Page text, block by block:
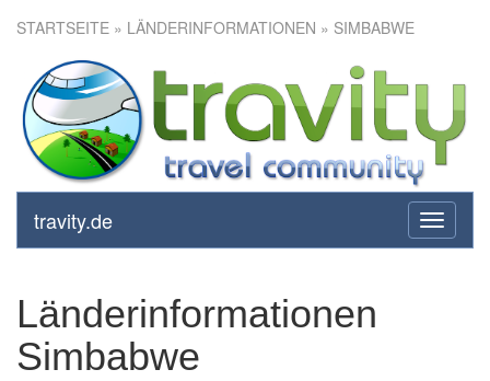
STARTSEITE » LÄNDERINFORMATIONEN » SIMBABWE
toggle
travity.de
Länderinformationen
Simbabwe